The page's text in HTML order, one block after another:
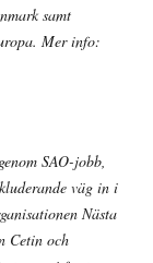
samt
Mer info:
SAO-jobb,
väg in i
Nästa
Cetin och